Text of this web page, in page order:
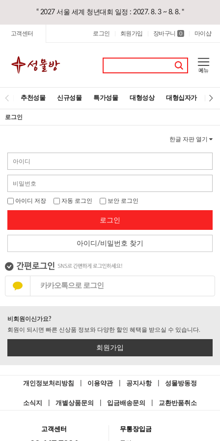
“ 2027 서울 세계 청년대회 일정 : 2027. 8. 3 ~ 8. 8. "
고객센터 로그인 회원가입 장바구니 0 마이샵
추천성물 신규성물 특가성물 대형성상 대형십자가 레
로그인
한글 자판 열기
아이디 저장 자동 로그인 보안 로그인
로그인
아이디/비밀번호 찾기
카카오톡으로 로그인
비회원이신가요?
회원이 되시면 빠른 신상품 정보와 다양한 할인 혜택을 받으실 수 있습니다.
회원가입
개인정보처리방침 이용약관 공지사항 성물방동정
소식지 개별상품문의 입금배송문의 교환반품취소
고객센터 무통장입금